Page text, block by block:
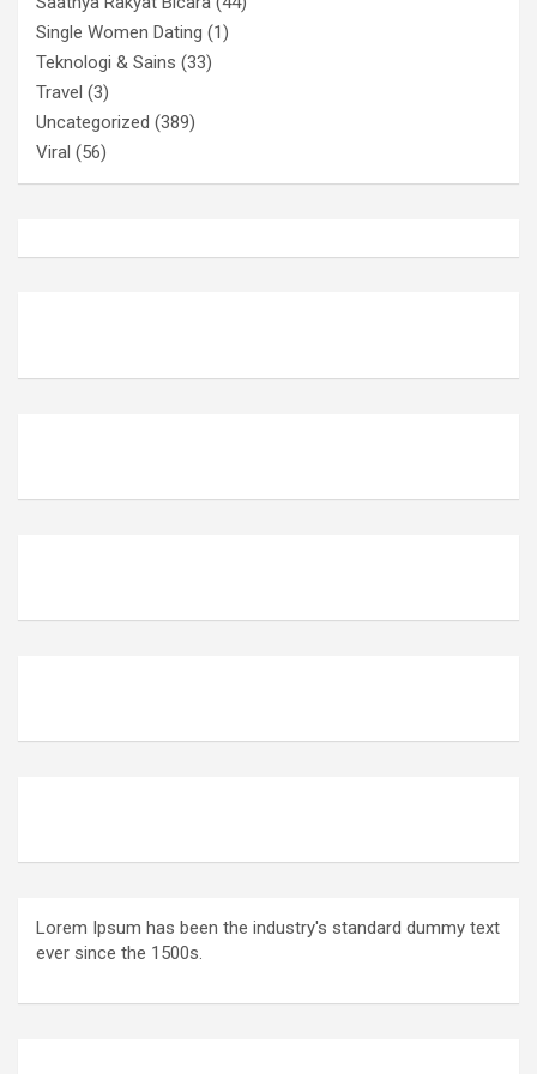
Single Women Dating (1)
Teknologi & Sains (33)
Travel (3)
Uncategorized (389)
Viral (56)
Lorem Ipsum has been the industry's standard dummy text
ever since the 1500s.